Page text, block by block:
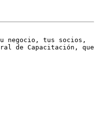
negocio, tus socios,
de Capacitación, que